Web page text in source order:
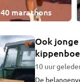
40 marathons
Ook
10 uur
De